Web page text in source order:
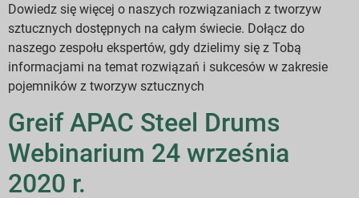
Dowiedz się więcej o naszych rozwiązaniach z tworzyw
sztucznych dostępnych na całym świecie. Dołącz do
naszego zespołu ekspertów, gdy dzielimy się z Tobą
informacjami na temat rozwiązań i sukcesów w zakresie
pojemników z tworzyw sztucznych
Greif APAC Steel Drums
Webinarium 24 września
2020 r.